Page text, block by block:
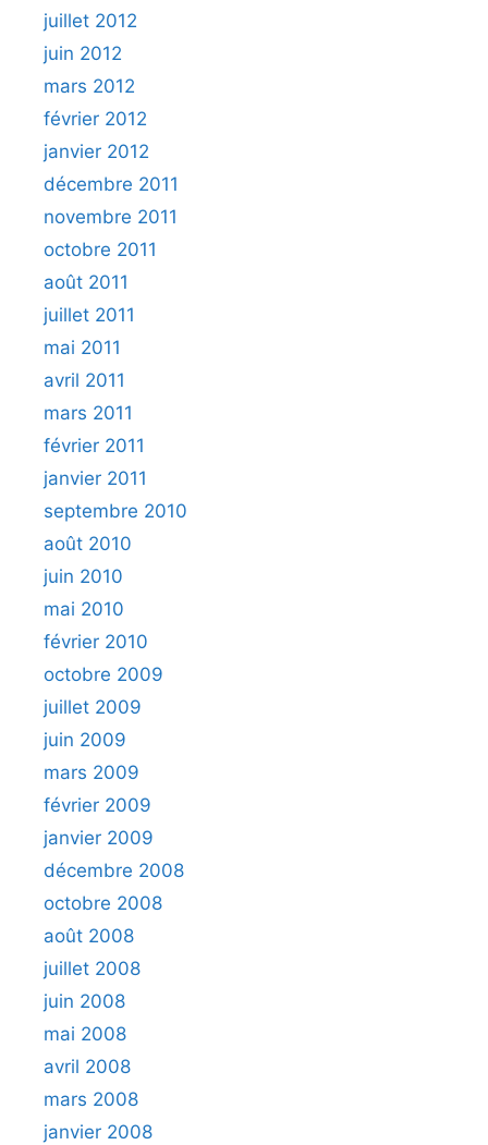
juillet 2012
juin 2012
mars 2012
février 2012
janvier 2012
décembre 2011
novembre 2011
octobre 2011
août 2011
juillet 2011
mai 2011
avril 2011
mars 2011
février 2011
janvier 2011
septembre 2010
août 2010
juin 2010
mai 2010
février 2010
octobre 2009
juillet 2009
juin 2009
mars 2009
février 2009
janvier 2009
décembre 2008
octobre 2008
août 2008
juillet 2008
juin 2008
mai 2008
avril 2008
mars 2008
janvier 2008